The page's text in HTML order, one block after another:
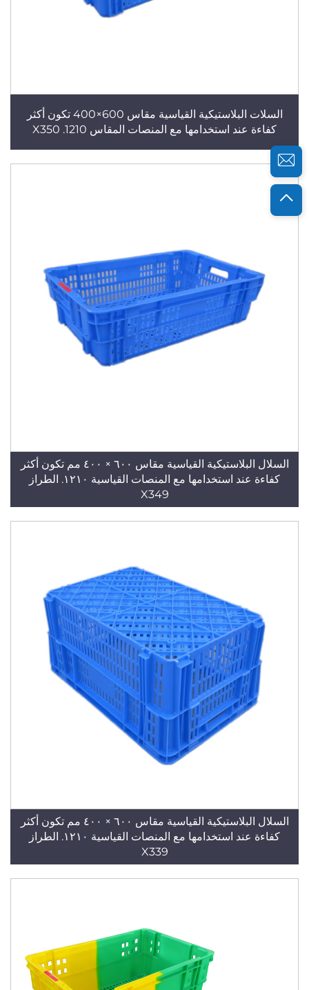
السلات البلاستيكية القياسية مقاس 600×400 تكون أكثر
كفاءة عند استخدامها مع المنصات المقاس 1210. X350
السلال البلاستيكية القياسية مقاس ٦٠٠ × ٤٠٠ مم تكون أكثر
كفاءة عند استخدامها مع المنصات القياسية ١٢١٠. الطراز
X349
السلال البلاستيكية القياسية مقاس ٦٠٠ × ٤٠٠ مم تكون أكثر
كفاءة عند استخدامها مع المنصات القياسية ١٢١٠. الطراز
X339